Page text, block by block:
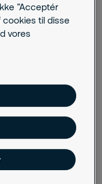
Kartenleser, mobile
einfache
”Acceptér
cookies til disse
vores